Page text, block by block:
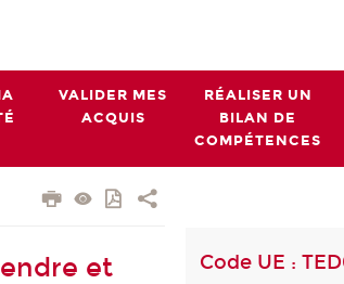
VALIDER MES
ACQUIS
RÉALISER UN
BILAN DE
COMPÉTENCES
et
Code UE :